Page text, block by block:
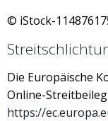
© iStock-
Die Europäische
Online-
https://